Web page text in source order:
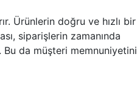
Ürünlerin doğru ve hızlı bir
siparişlerin zamanında
Bu da müşteri memnuniyetini